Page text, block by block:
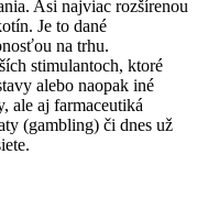
Asi najviac rozšírenou
Je to dané
na trhu.
stimulantoch, ktoré
alebo naopak iné
ale aj farmaceutiká
(gambling) či dnes už